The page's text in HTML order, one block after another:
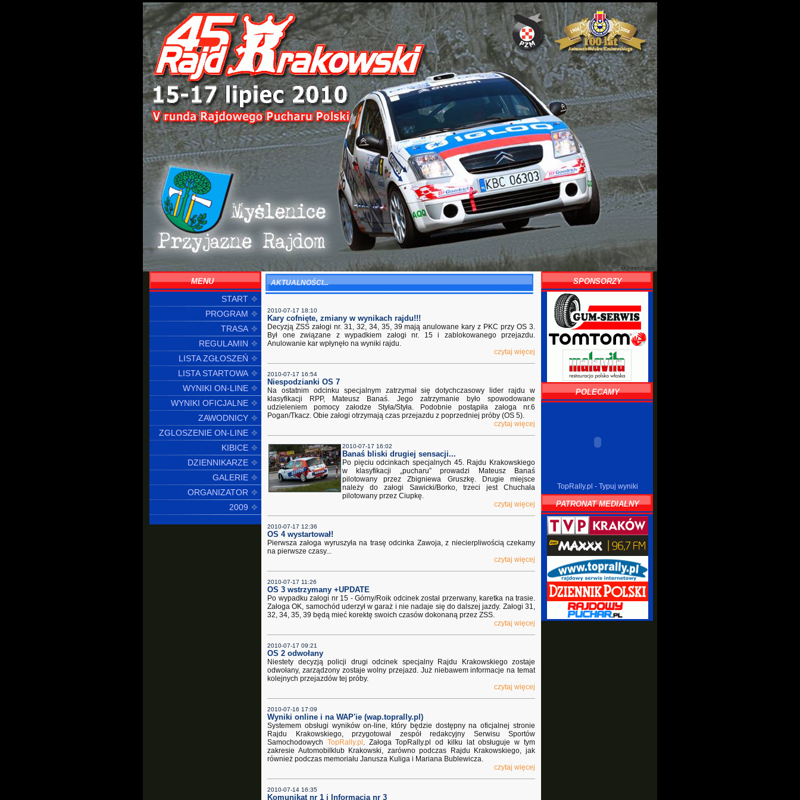
MENU
START
PROGRAM
TRASA
REGULAMIN
LISTA ZGŁOSZEŃ
LISTA STARTOWA
WYNIKI ON-LINE
WYNIKI OFICJALNE
ZAWODNICY
ZGLOSZENIE ON-LINE
KIBICE
DZIENNIKARZE
GALERIE
ORGANIZATOR
2009
AKTUALNOŚCI...
2010-07-17 18:10
Kary cofnięte, zmiany w wynikach rajdu!!!
Decyzją ZSS załogi nr. 31, 32, 34, 35, 39 mają anulowane kary z PKC przy OS 3.
Był one związane z wypadkiem załogi nr. 15 i zablokowanego przejazdu.
Anulowanie kar wpłynęło na wyniki rajdu.
czytaj więcej
2010-07-17 16:54
Niespodzianki OS 7
Na ostatnim odcinku specjalnym zatrzymał się dotychczasowy lider rajdu w
klasyfikacji RPP, Mateusz Banaś. Jego zatrzymanie było spowodowane
udzieleniem pomocy załodze Styła/Styła. Podobnie postąpiła załoga nr.6
Pogan/Tkacz. Obie załogi otrzymają czas przejazdu z poprzedniej próby (OS 5).
czytaj więcej
2010-07-17 16:02
Banaś bliski drugiej sensacji...
Po pięciu odcinkach specjalnych 45. Rajdu Krakowskiego
w klasyfikacji „pucharu” prowadzi Mateusz Banaś
pilotowany przez Zbigniewa Gruszkę. Drugie miejsce
należy do załogi Sawicki/Borko, trzeci jest Chuchała
pilotowany przez Ciupkę.
czytaj więcej
2010-07-17 12:36
OS 4 wystartował!
Pierwsza załoga wyruszyła na trasę odcinka Zawoja, z niecierpliwością czekamy
na pierwsze czasy...
czytaj więcej
2010-07-17 11:26
OS 3 wstrzymany +UPDATE
Po wypadku załogi nr 15 - Górny/Roik odcinek został przerwany, karetka na trasie.
Załoga OK, samochód uderzył w garaż i nie nadaje się do dalszej jazdy. Załogi 31,
32, 34, 35, 39 będą mieć korektę swoich czasów dokonaną przez ZSS.
czytaj więcej
2010-07-17 09:21
OS 2 odwołany
Niestety decyzją policji drugi odcinek specjalny Rajdu Krakowskiego zostaje
odwołany, zarządzony zostaje wolny przejazd. Już niebawem informacje na temat
kolejnych przejazdów tej próby.
czytaj więcej
2010-07-16 17:09
Wyniki online i na WAP'ie (wap.toprally.pl)
Systemem obsługi wyników on-line, który będzie dostępny na oficjalnej stronie
Rajdu Krakowskiego, przygotował zespół redakcyjny Serwisu Sportów
Samochodowych TopRally.pl . Załoga TopRally.pl od kilku lat obsługuje w tym
zakresie Automobilklub Krakowski, zarówno podczas Rajdu Krakowskiego, jak
również podczas memoriału Janusza Kuliga i Mariana Bublewicza.
czytaj więcej
2010-07-14 16:35
Komunikat nr 1 i Informacja nr 3
SPONSORZY
POLECAMY
TopRally.pl - Typuj wyniki
PATRONAT MEDIALNY